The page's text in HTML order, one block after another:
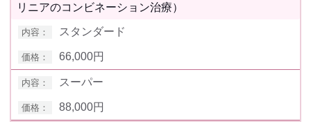
リニアのコンビネーション治療）
スタンダード
66,000円
スーパー
88,000円